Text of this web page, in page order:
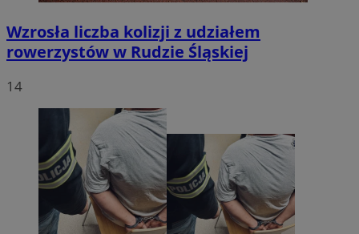
Wzrosła liczba kolizji z udziałem
rowerzystów w Rudzie Śląskiej
14